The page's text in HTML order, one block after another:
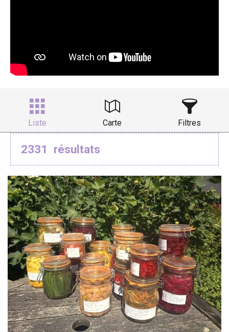
Liste Carte Filtres
2331 résultats